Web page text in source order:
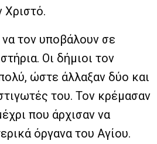
Χριστό.
τον υποβάλουν σε
Οι δήμιοι τον
ώστε άλλαξαν δύο και
του. Τον κρέμασαν
που άρχισαν να
όργανα του Αγίου.